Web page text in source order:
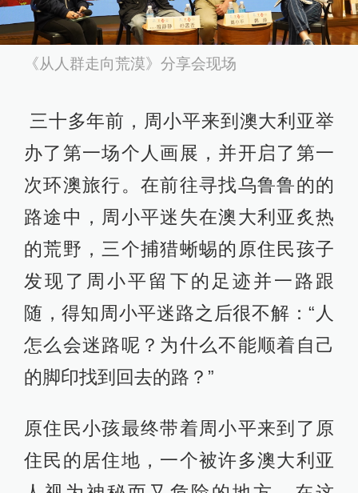
《从人群走向荒漠》分享会现场
三十多年前，周小平来到澳大利亚举
办了第一场个人画展，并开启了第一
次环澳旅行。在前往寻找乌鲁鲁的的
路途中，周小平迷失在澳大利亚炙热
的荒野，三个捕猎蜥蜴的原住民孩子
发现了周小平留下的足迹并一路跟
随，得知周小平迷路之后很不解：“人
怎么会迷路呢？为什么不能顺着自己
的脚印找到回去的路？”
原住民小孩最终带着周小平来到了原
住民的居住地，一个被许多澳大利亚